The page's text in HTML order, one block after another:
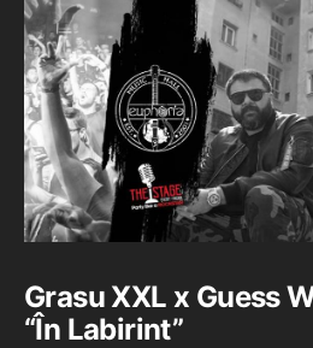
Grasu XXL x Guess
“În Labirint”